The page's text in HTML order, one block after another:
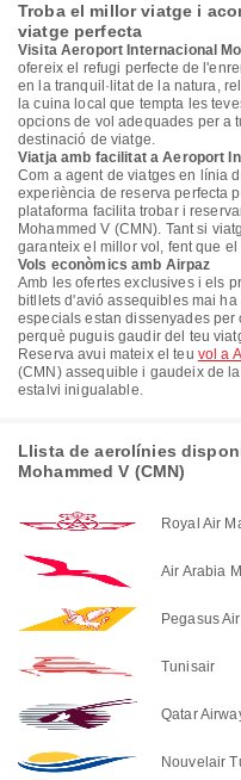
Troba el millor viatge i
viatge perfecta
Visita Aeroport Internacional
ofereix el refugi perfecte de
en la tranquil·litat de la natura,
la cuina local que tempta les
opcions de vol adequades per a
destinació de viatge.
Viatja amb facilitat a Aeroport
Com a agent de viatges en línia
experiència de reserva perfecta
plataforma facilita trobar i
Mohammed V (CMN). Tant si
garanteix el millor vol, fent que
Vols econòmics amb Airpaz
Amb les ofertes exclusives i els
bitllets d'avió assequibles mai
especials estan dissenyades
perquè puguis gaudir del teu
Reserva avui mateix el teu vol a
(CMN) assequible i gaudeix de
estalvi inigualable.
Llista de aerolínies
Mohammed V (CMN)
Royal Air
Air Arabia
Pegasus
Tunisair
Qatar
Nouvelair